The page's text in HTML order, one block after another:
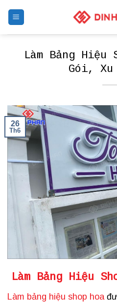
Làm Bảng Hiệu
Gói, Xu
26
Th6
Làm Bảng Hiệu
Làm bảng hiệu shop hoa